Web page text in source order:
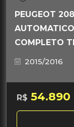
PEUGEOT
COMPLETO
2015/2016
R$ 54.890